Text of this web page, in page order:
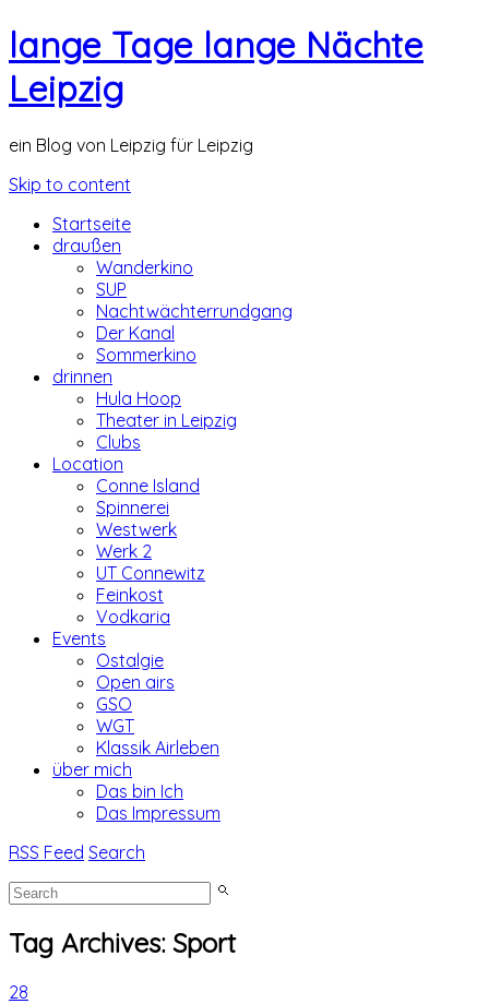
lange Tage lange Nächte
Leipzig
ein Blog von Leipzig für Leipzig
Skip to content
Startseite
draußen
Wanderkino
SUP
Nachtwächterrundgang
Der Kanal
Sommerkino
drinnen
Hula Hoop
Theater in Leipzig
Clubs
Location
Conne Island
Spinnerei
Westwerk
Werk 2
UT Connewitz
Feinkost
Vodkaria
Events
Ostalgie
Open airs
GSO
WGT
Klassik Airleben
über mich
Das bin Ich
Das Impressum
RSS Feed Search
Tag Archives: Sport
28